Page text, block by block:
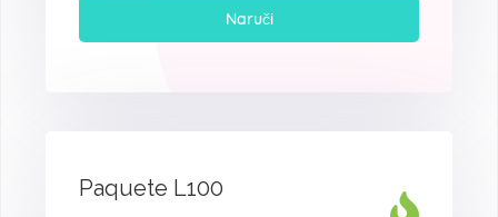
Naruči
Paquete L100